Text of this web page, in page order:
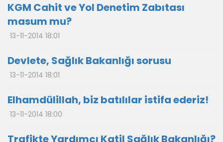
KGM Cahit ve Yol Denetim Zabıtası
masum mu?
13-11-2014 18:01
Devlete, Sağlık Bakanlığı sorusu
13-11-2014 18:01
Elhamdülillah, biz batılılar istifa ederiz!
13-11-2014 18:00
Trafikte Yardımcı Katil Sağlık Bakanlığı?